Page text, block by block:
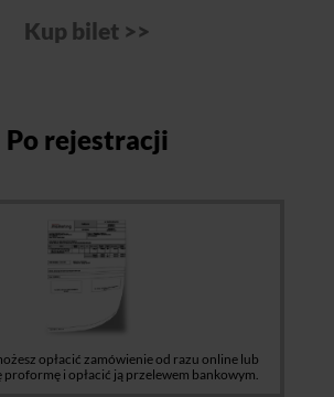
Po rejestracji
opłacić zamówienie od razu online lub
i opłacić ją przelewem bankowym.